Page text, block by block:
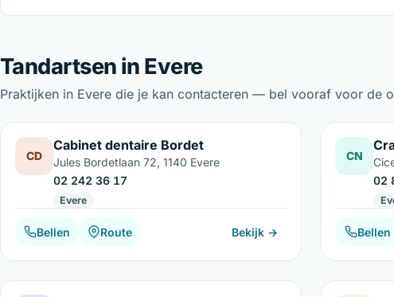
Tandartsen in Evere
Praktijken in Evere die je kan contacteren — bel vooraf voor de
CD
Cabinet dentaire Bordet
Jules Bordetlaan 72, 1140 Evere
02 242 36 17
Evere
Bellen Route Bekijk →
CN
02
Bellen